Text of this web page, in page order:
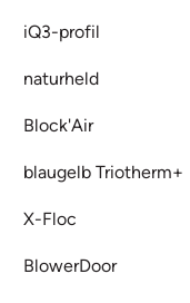
iQ3-profil
naturheld
Block'Air
blaugelb Triotherm+
X-Floc
BlowerDoor